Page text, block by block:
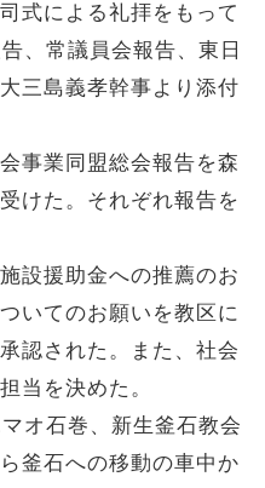
式による礼拝をもって
、常議員会報告、東日
三島義孝幹事より添付
事業同盟総会報告を森
けた。それぞれ報告を
設援助金への推薦のお
いてのお願いを教区に
認された。また、社会
当を決めた。
オ石巻、新生釜石教会
釜石への移動の車中か